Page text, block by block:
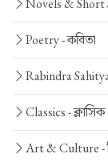
Novels & Short
Poetry -কবিতা
Rabindra
Classics -ক্লাসিক
Art & Culture -